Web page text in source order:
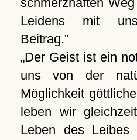
Leidens mit
Beitrag.
Der Geist ist ein
uns von der
Möglichkeit
leben wir
Leben des